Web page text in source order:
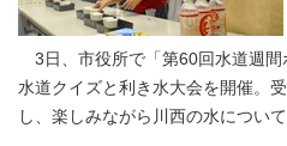
3日、市役所で「第60回水道週間
水道クイズと利き水大会を開催。
し、楽しみながら川西の水につい